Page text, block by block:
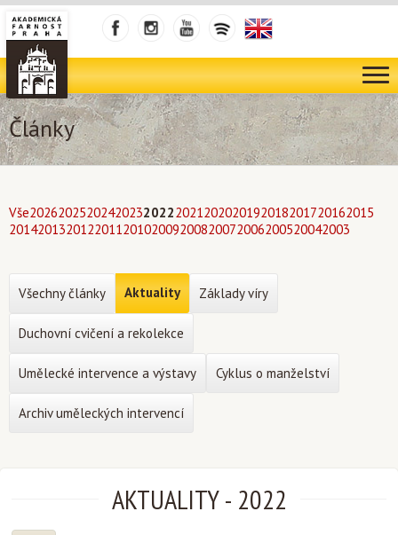
Články
Vše202620252024202320222021202020192018201720162015
201420132012201120102009200820072006200520042003
AKTUALITY- 2022
Všechny články Aktuality Základy víry
Duchovní cvičení a rekolekce
Umělecké intervence a výstavy Cyklus o manželství
Archiv uměleckých intervencí